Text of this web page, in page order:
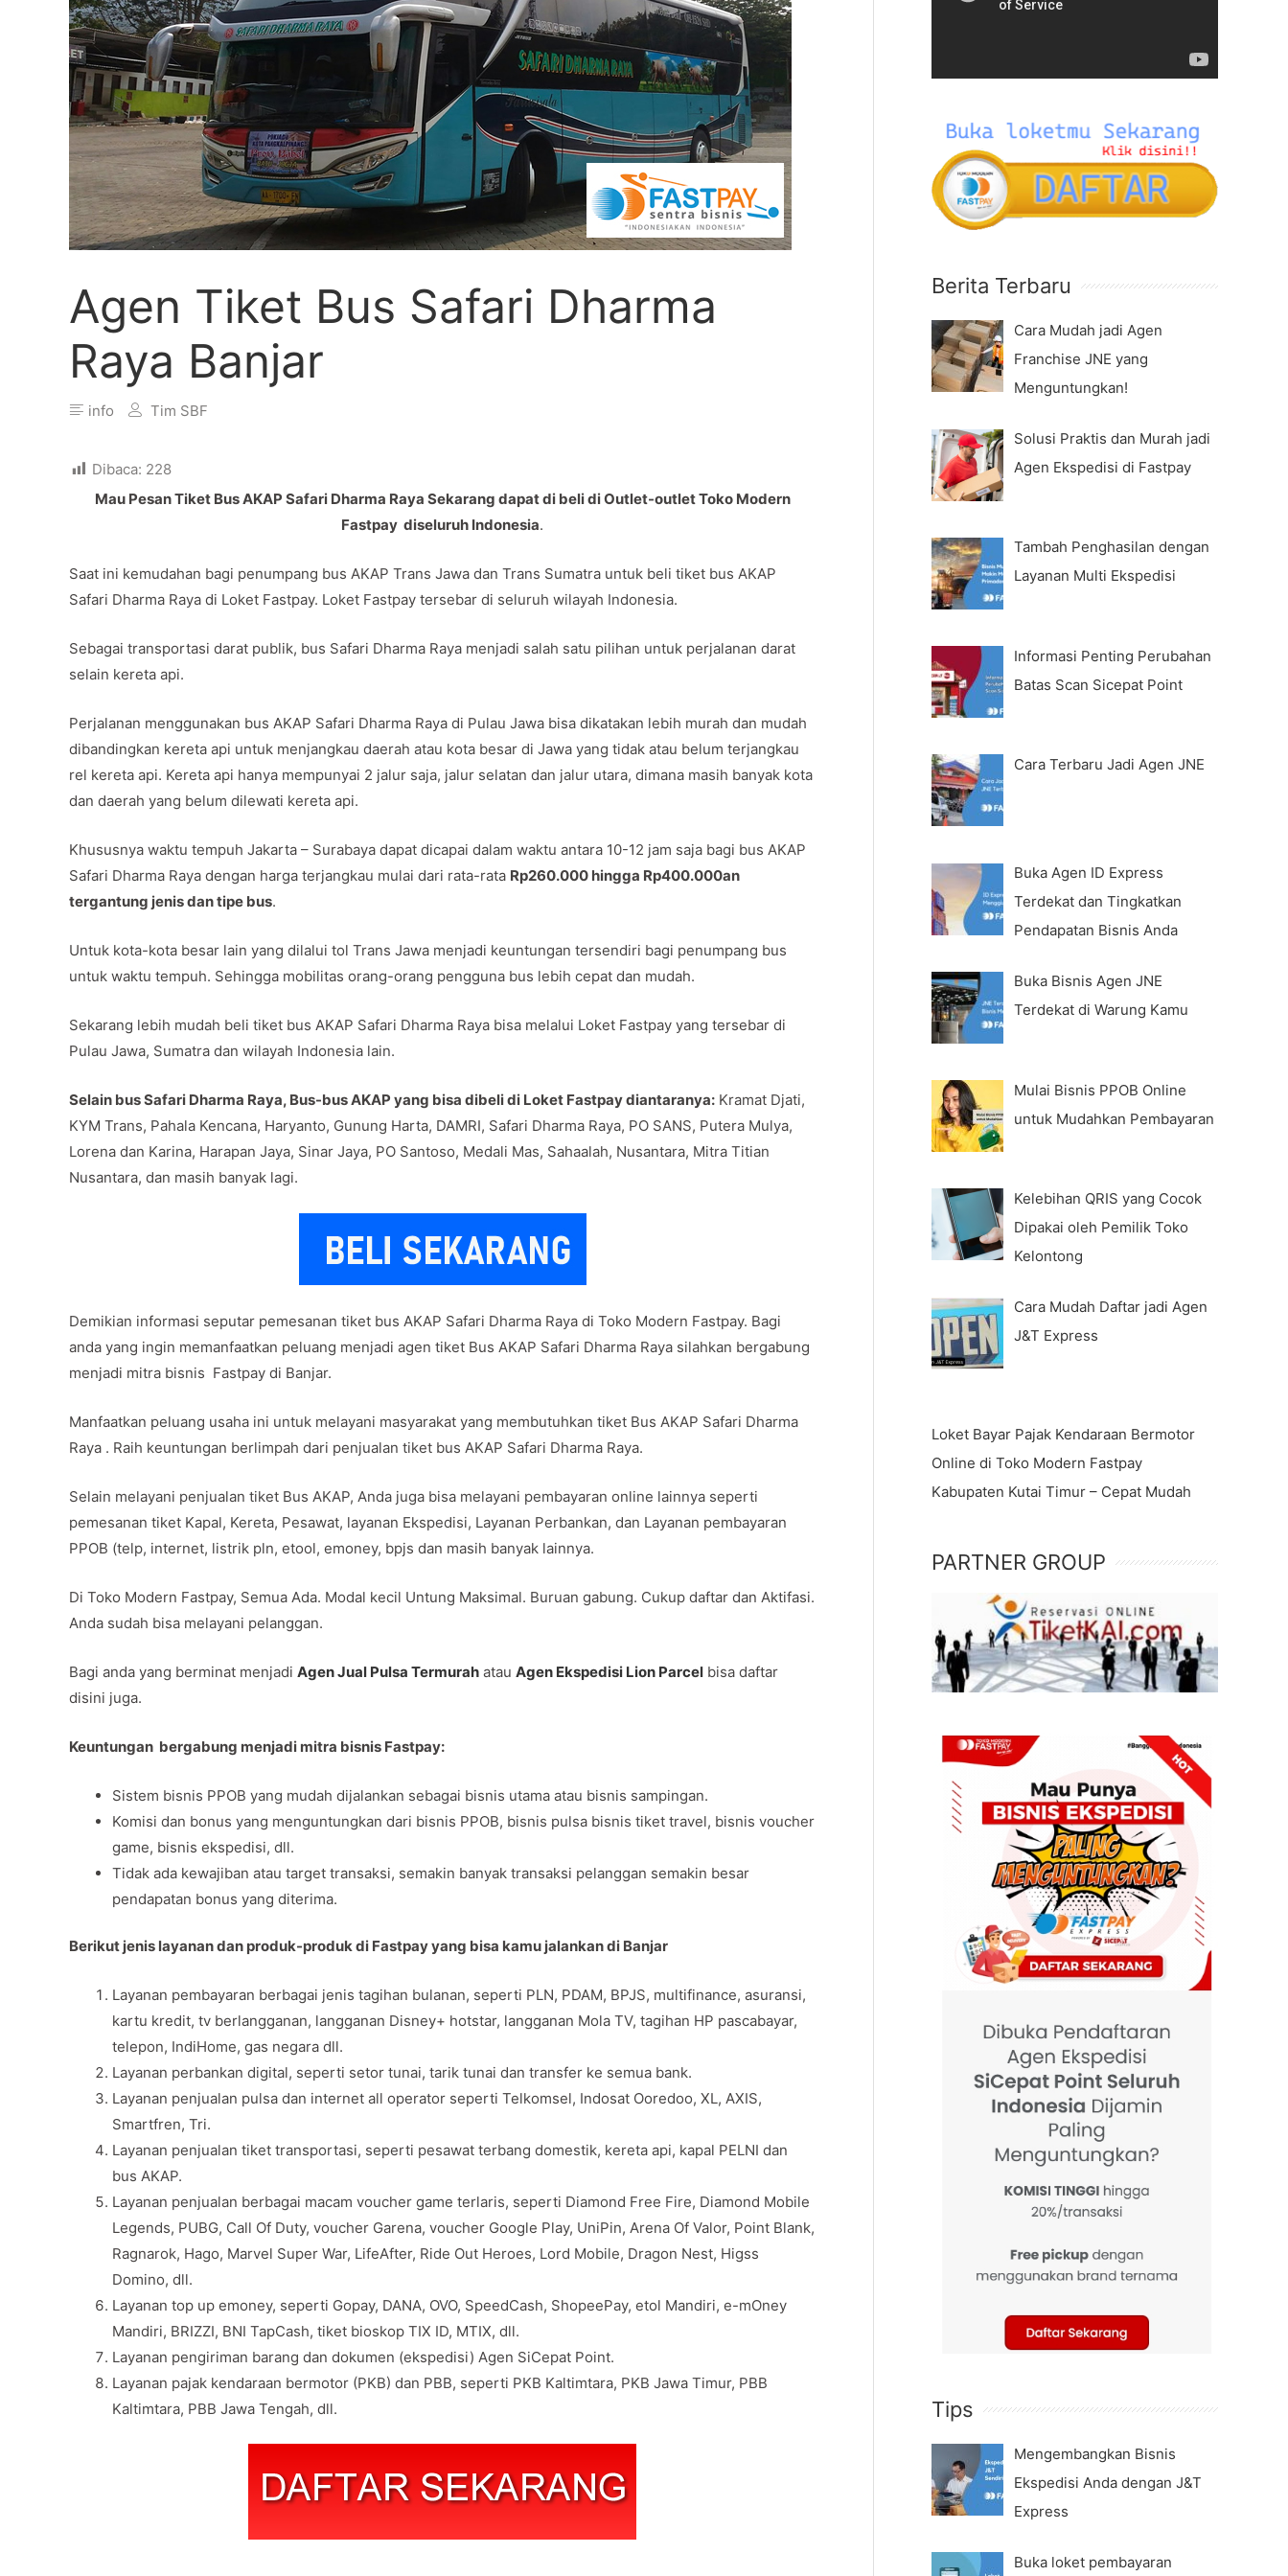
Agen Tiket Bus Safari Dharma
Raya Banjar
info Tim SBF
Dibaca: 228
Mau Pesan Tiket Bus AKAP Safari Dharma Raya Sekarang dapat di beli di Outlet-outlet Toko Modern
Fastpay diseluruh Indonesia.
Saat ini kemudahan bagi penumpang bus AKAP Trans Jawa dan Trans Sumatra untuk beli tiket bus AKAP
Safari Dharma Raya di Loket Fastpay. Loket Fastpay tersebar di seluruh wilayah Indonesia.
Sebagai transportasi darat publik, bus Safari Dharma Raya menjadi salah satu pilihan untuk perjalanan darat
selain kereta api.
Perjalanan menggunakan bus AKAP Safari Dharma Raya di Pulau Jawa bisa dikatakan lebih murah dan mudah
dibandingkan kereta api untuk menjangkau daerah atau kota besar di Jawa yang tidak atau belum terjangkau
rel kereta api. Kereta api hanya mempunyai 2 jalur saja, jalur selatan dan jalur utara, dimana masih banyak kota
dan daerah yang belum dilewati kereta api.
Khususnya waktu tempuh Jakarta – Surabaya dapat dicapai dalam waktu antara 10-12 jam saja bagi bus AKAP
Safari Dharma Raya dengan harga terjangkau mulai dari rata-rata Rp260.000 hingga Rp400.000an
tergantung jenis dan tipe bus.
Untuk kota-kota besar lain yang dilalui tol Trans Jawa menjadi keuntungan tersendiri bagi penumpang bus
untuk waktu tempuh. Sehingga mobilitas orang-orang pengguna bus lebih cepat dan mudah.
Sekarang lebih mudah beli tiket bus AKAP Safari Dharma Raya bisa melalui Loket Fastpay yang tersebar di
Pulau Jawa, Sumatra dan wilayah Indonesia lain.
Selain bus Safari Dharma Raya, Bus-bus AKAP yang bisa dibeli di Loket Fastpay diantaranya: Kramat Djati,
KYM Trans, Pahala Kencana, Haryanto, Gunung Harta, DAMRI, Safari Dharma Raya, PO SANS, Putera Mulya,
Lorena dan Karina, Harapan Jaya, Sinar Jaya, PO Santoso, Medali Mas, Sahaalah, Nusantara, Mitra Titian
Nusantara, dan masih banyak lagi.
Demikian informasi seputar pemesanan tiket bus AKAP Safari Dharma Raya di Toko Modern Fastpay. Bagi
anda yang ingin memanfaatkan peluang menjadi agen tiket Bus AKAP Safari Dharma Raya silahkan bergabung
menjadi mitra bisnis Fastpay di Banjar.
Manfaatkan peluang usaha ini untuk melayani masyarakat yang membutuhkan tiket Bus AKAP Safari Dharma
Raya . Raih keuntungan berlimpah dari penjualan tiket bus AKAP Safari Dharma Raya.
Selain melayani penjualan tiket Bus AKAP, Anda juga bisa melayani pembayaran online lainnya seperti
pemesanan tiket Kapal, Kereta, Pesawat, layanan Ekspedisi, Layanan Perbankan, dan Layanan pembayaran
PPOB (telp, internet, listrik pln, etool, emoney, bpjs dan masih banyak lainnya.
Di Toko Modern Fastpay, Semua Ada. Modal kecil Untung Maksimal. Buruan gabung. Cukup daftar dan Aktifasi.
Anda sudah bisa melayani pelanggan.
Bagi anda yang berminat menjadi Agen Jual Pulsa Termurah atau Agen Ekspedisi Lion Parcel bisa daftar
disini juga.
Keuntungan bergabung menjadi mitra bisnis Fastpay:
Sistem bisnis PPOB yang mudah dijalankan sebagai bisnis utama atau bisnis sampingan.
Komisi dan bonus yang menguntungkan dari bisnis PPOB, bisnis pulsa bisnis tiket travel, bisnis voucher
game, bisnis ekspedisi, dll.
Tidak ada kewajiban atau target transaksi, semakin banyak transaksi pelanggan semakin besar
pendapatan bonus yang diterima.
Berikut jenis layanan dan produk-produk di Fastpay yang bisa kamu jalankan di Banjar
Layanan pembayaran berbagai jenis tagihan bulanan, seperti PLN, PDAM, BPJS, multifinance, asuransi,
kartu kredit, tv berlangganan, langganan Disney+ hotstar, langganan Mola TV, tagihan HP pascabayar,
telepon, IndiHome, gas negara dll.
Layanan perbankan digital, seperti setor tunai, tarik tunai dan transfer ke semua bank.
Layanan penjualan pulsa dan internet all operator seperti Telkomsel, Indosat Ooredoo, XL, AXIS,
Smartfren, Tri.
Layanan penjualan tiket transportasi, seperti pesawat terbang domestik, kereta api, kapal PELNI dan
bus AKAP.
Layanan penjualan berbagai macam voucher game terlaris, seperti Diamond Free Fire, Diamond Mobile
Legends, PUBG, Call Of Duty, voucher Garena, voucher Google Play, UniPin, Arena Of Valor, Point Blank,
Ragnarok, Hago, Marvel Super War, LifeAfter, Ride Out Heroes, Lord Mobile, Dragon Nest, Higss
Domino, dll.
Layanan top up emoney, seperti Gopay, DANA, OVO, SpeedCash, ShopeePay, etol Mandiri, e-mOney
Mandiri, BRIZZI, BNI TapCash, tiket bioskop TIX ID, MTIX, dll.
Layanan pengiriman barang dan dokumen (ekspedisi) Agen SiCepat Point.
Layanan pajak kendaraan bermotor (PKB) dan PBB, seperti PKB Kaltimtara, PKB Jawa Timur, PBB
Kaltimtara, PBB Jawa Tengah, dll.
P
e
Berita Terbaru
Cara Mudah jadi Agen
Franchise JNE yang
Menguntungkan!
Solusi Praktis dan Murah jadi
Agen Ekspedisi di Fastpay
Tambah Penghasilan dengan
Layanan Multi Ekspedisi
Informasi Penting Perubahan
Batas Scan Sicepat Point
Cara Terbaru Jadi Agen JNE
Buka Agen ID Express
Terdekat dan Tingkatkan
Pendapatan Bisnis Anda
Buka Bisnis Agen JNE
Terdekat di Warung Kamu
Mulai Bisnis PPOB Online
untuk Mudahkan Pembayaran
Kelebihan QRIS yang Cocok
Dipakai oleh Pemilik Toko
Kelontong
Cara Mudah Daftar jadi Agen
J&T Express
Loket Bayar Pajak Kendaraan Bermotor
Online di Toko Modern Fastpay
Kabupaten Kutai Timur – Cepat Mudah
PARTNER GROUP
Tips
Mengembangkan Bisnis
Ekspedisi Anda dengan J&T
Express
Buka loket pembayaran